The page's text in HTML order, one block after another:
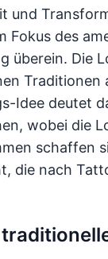
und
Fokus des
überein. Die
Traditionen
Idee deutet
wobei die
schaffen
die nach